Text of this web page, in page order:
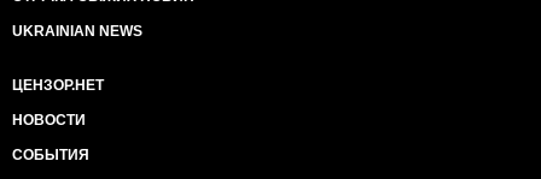
UKRAINIAN NEWS
ЦЕНЗОР.НЕТ
НОВОСТИ
СОБЫТИЯ